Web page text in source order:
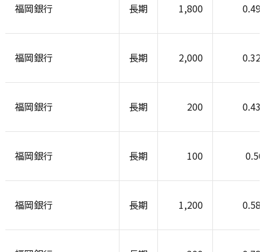
福岡銀行 長期 1,800
福岡銀行 長期 2,000
福岡銀行 長期 200
福岡銀行 長期 100
福岡銀行 長期 1,200